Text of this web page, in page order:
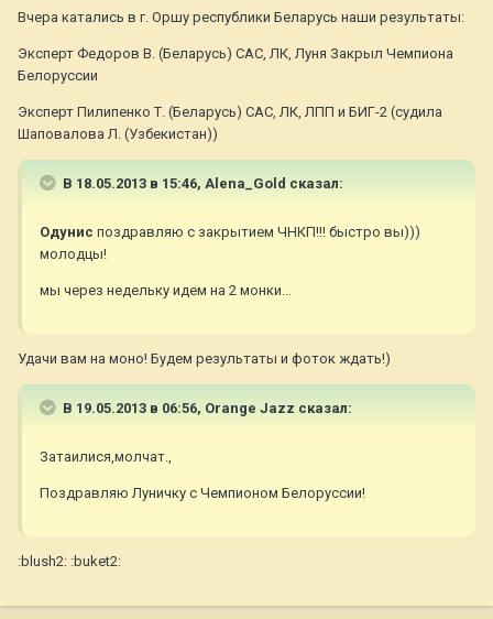
Вчера катались в г. Оршу республики Беларусь наши результаты:
Эксперт Федоров В. (Беларусь) САС, ЛК, Луня Закрыл Чемпиона
Белоруссии
Эксперт Пилипенко Т. (Беларусь) САС, ЛК, ЛПП и БИГ-2 (судила
Шаповалова Л. (Узбекистан))
В 18.05.2013 в 15:46, Alena_Gold сказал:
Одунис поздравляю с закрытием ЧНКП!!! быстро вы)))
молодцы!
мы через недельку идем на 2 монки...
Удачи вам на моно! Будем результаты и фоток ждать!)
В 19.05.2013 в 06:56, Orange Jazz сказал:
Затаилися,молчат.,
Поздравляю Луничку с Чемпионом Белоруссии!
:blush2: :buket2: